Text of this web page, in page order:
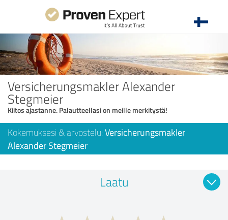
Versicherungsmakler Alexander
Stegmeier
Kiitos ajastanne. Palautteellasi on meille merkitystä!
Kokemuksesi & arvostelu: Versicherungsmakler
Alexander Stegmeier
Laatu